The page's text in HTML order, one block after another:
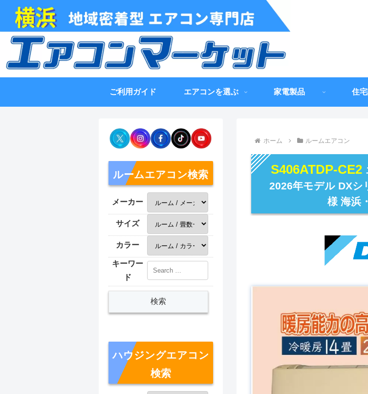
ご利用ガイド エアコンを選ぶ 家電製品 住
ホーム ルームエアコン
S406ATDP-CE2
2026年モデル DXシ
様 海浜
ルームエアコン検索
メーカー
サイズ
カラー
キーワー
ド
ハウジングエアコン
検索